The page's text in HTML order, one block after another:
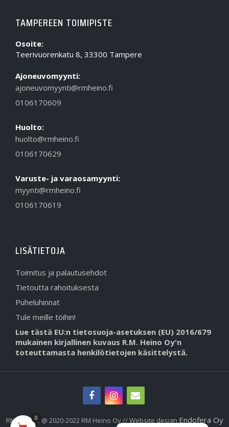
TAMPEREEN TOIMIPISTE
Osoite:
Teerivuorenkatu 8, 33300 Tampere
Ajoneuvomyynti:
ajoneuvomyynti@rmheino.fi
0106170609
Huolto:
huolto@rmheino.fi
0106170629
Varuste- ja varaosamyynti:
myynti@rmheino.fi
0106170619
LISÄTIETOJA
Toimitus ja palautusehdot
Tietoutta rahoituksesta
Puheluhinnat
Tule meille töihin!
Lue tästä EU:n tietosuoja-asetuksen (EU) 2016/679
mukainen kirjallinen kuvaus R.M. Heino Oy'n
toteuttamasta henkilötietojen käsittelystä.
RMHeino.fi @ 2020-2022 RM Heino Oy // Website design Endofera Oy
0